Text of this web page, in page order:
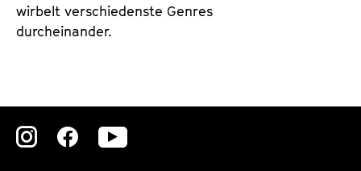
wirbelt verschiedenste Genres
durcheinander.
Zu
Zu
Zu